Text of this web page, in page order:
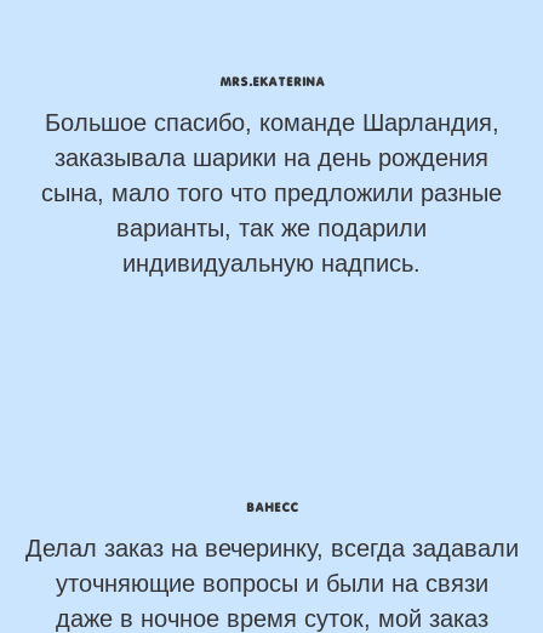
mrs.Ekaterina
Большое спасибо, команде Шарландия,
заказывала шарики на день рождения
сына, мало того что предложили разные
варианты, так же подарили
индивидуальную надпись.
Ванесс
Делал заказ на вечеринку, всегда задавали
уточняющие вопросы и были на связи
даже в ночное время суток, мой заказ